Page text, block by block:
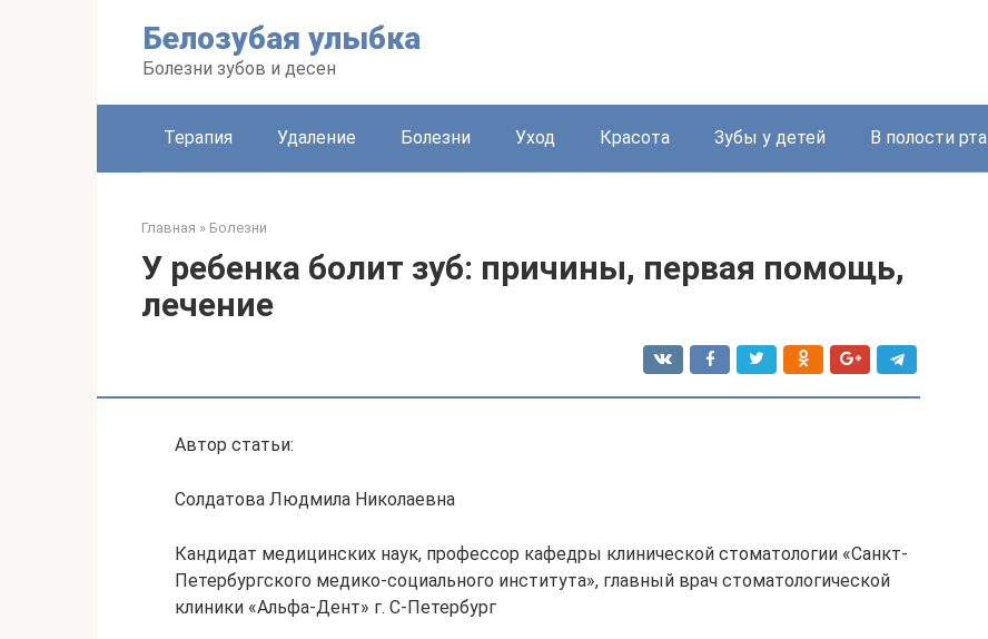
Белозубая улыбка
Болезни зубов и десен
Терапия Удаление Болезни Уход Красота Зубы у детей В полости рта
Главная » Болезни
У ребенка болит зуб: причины, первая помощь,
лечение
Автор статьи:
Солдатова Людмила Николаевна
Кандидат медицинских наук, профессор кафедры клинической стоматологии «Санкт-
Петербургского медико-социального института», главный врач стоматологической
клиники «Альфа-Дент» г. С-Петербург